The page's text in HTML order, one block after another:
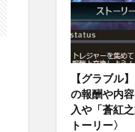
【グラブル
の報酬や内
入や「蒼紅
トーリー〉